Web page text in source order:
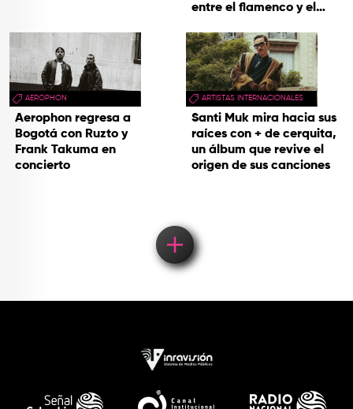
AEROPHON
Aerophon regresa a
Bogotá con Ruzto y
Frank Takuma en
concierto
entre el flamenco y el
ARTISTAS INTERNACIONALES
Santi Muk mira hacia sus
raíces con + de cerquita,
un álbum que revive el
origen de sus canciones